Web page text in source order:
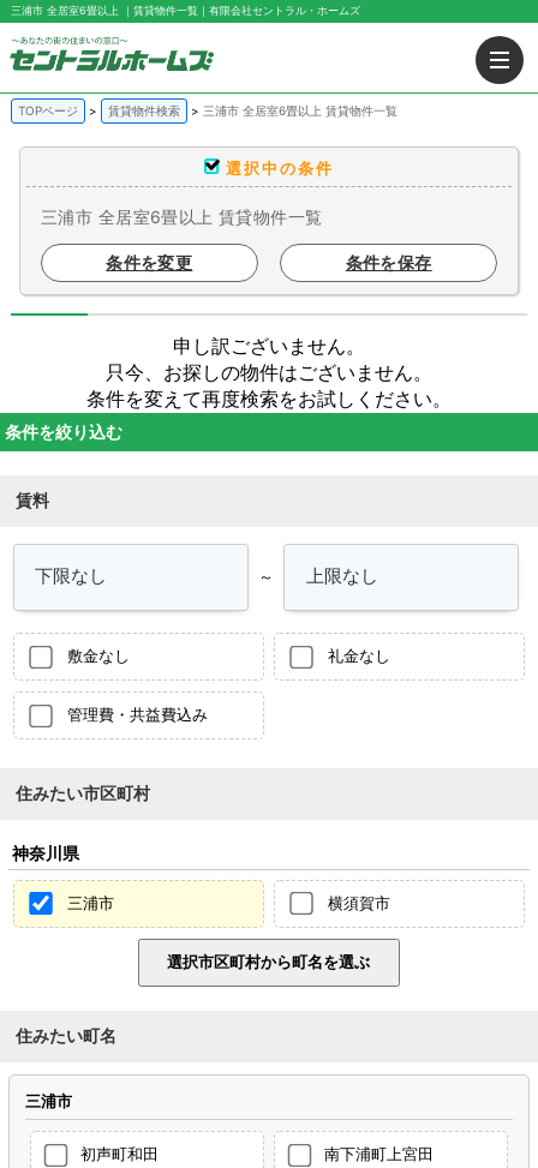
三浦市 全居室6畳以上 ｜賃貸物件一覧｜有限会社セントラル・ホームズ
TOPページ 賃貸物件検索 三浦市 全居室6畳以上 賃貸物件一覧
選択中の条件
三浦市 全居室6畳以上 賃貸物件一覧
条件を変更 条件を保存
申し訳ございません。
只今、お探しの物件はございません。
条件を変えて再度検索をお試しください。
条件を絞り込む
賃料
～
敷金なし 礼金なし
管理費・共益費込み
住みたい市区町村
神奈川県
三浦市 横須賀市
住みたい町名
三浦市
初声町和田 南下浦町上宮田